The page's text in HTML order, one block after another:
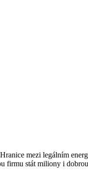
mezi legálním
firmu stát miliony i